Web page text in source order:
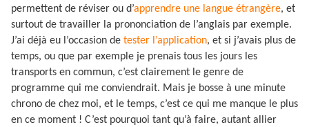
permettent de réviser ou d’apprendre une langue étrangère, et
surtout de travailler la prononciation de l’anglais par exemple.
J’ai déjà eu l’occasion de tester l’application, et si j’avais plus de
temps, ou que par exemple je prenais tous les jours les
transports en commun, c’est clairement le genre de
programme qui me conviendrait. Mais je bosse à une minute
chrono de chez moi, et le temps, c’est ce qui me manque le plus
en ce moment ! C’est pourquoi tant qu’à faire, autant allier